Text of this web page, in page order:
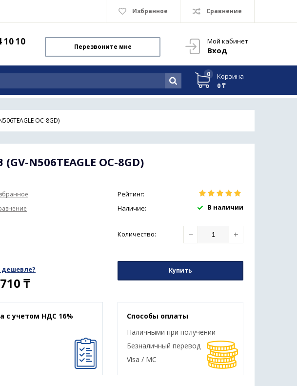
Избранное Сравнение
Мой кабинет
Вход
10 10 Перезвоните мне
0
Корзина
0 ₸
OC-8GD)
N506TEAGLE OC-8GD)
Рейтинг:
Наличие:
В наличии
Количество: − +
₸
Купить
с учетом НДС 16%
Способы оплаты
Наличными при получении
Безналичный перевод
Visa / MC